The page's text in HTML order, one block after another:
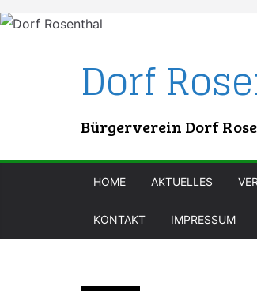
Skip
Dorf
Bürgerverein Dorf
HOME AKTUELLES
KONTAKT IMPRESSUM